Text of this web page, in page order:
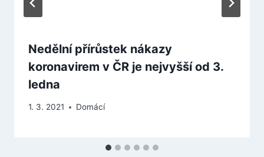
Nedělní přírůstek nákazy
koronavirem v ČR je nejvyšší od 3.
ledna
1. 3. 2021 Domácí